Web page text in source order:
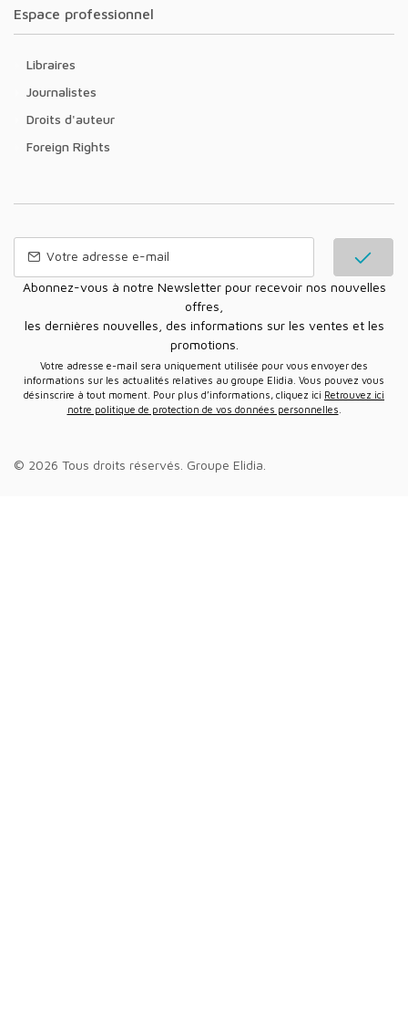
Espace professionnel
Libraires
Journalistes
Droits d'auteur
Foreign Rights
Abonnez-vous à notre Newsletter pour recevoir nos nouvelles
offres,
les dernières nouvelles, des informations sur les ventes et les
promotions.
Votre adresse e-mail sera uniquement utilisée pour vous envoyer des
informations sur les actualités relatives au groupe Elidia. Vous pouvez vous
désinscrire à tout moment. Pour plus d’informations, cliquez ici Retrouvez ici
notre politique de protection de vos données personnelles
© 2026 Tous droits réservés. Groupe Elidia